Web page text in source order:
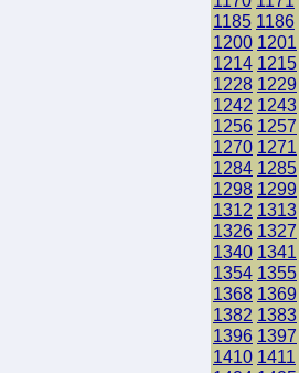
1185 1186
1200 1201
1214 1215
1228 1229
1242 1243
1256 1257
1270 1271
1284 1285
1298 1299
1312 1313
1326 1327
1340 1341
1354 1355
1368 1369
1382 1383
1396 1397
1410 1411